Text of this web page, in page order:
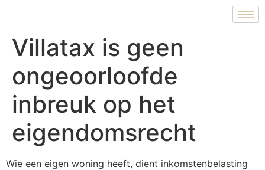
Villatax is geen
ongeoorloofde
inbreuk op het
eigendomsrecht
Wie een eigen woning heeft, dient inkomstenbelasting